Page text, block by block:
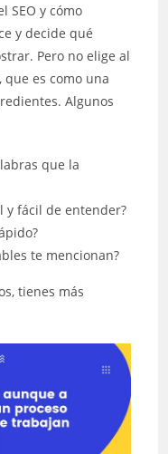
SEO y cómo
y decide qué
Pero no elige al
es como una
Algunos
que la
y fácil de entender?
te mencionan?
tienes más